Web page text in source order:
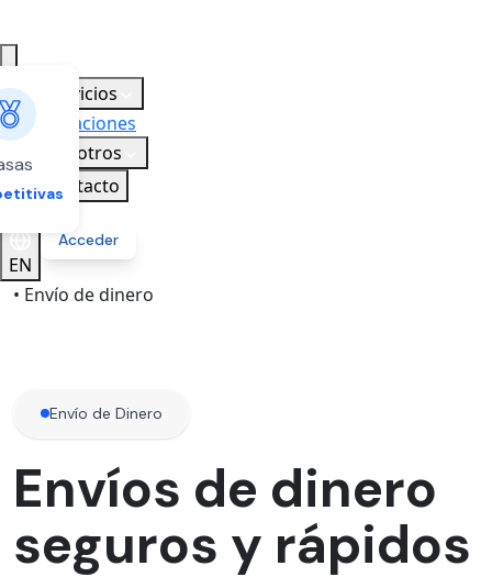
Servicios
Ubicaciones
Nosotros
Contacto
EN
Acceder
• Envío de dinero
Envío de Dinero
Envíos de dinero
seguros y rápidos